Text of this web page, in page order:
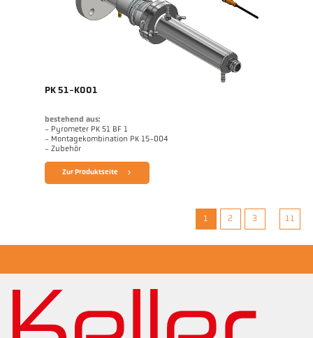
PK 51-K001
bestehend aus:
- Pyrometer PK 51 BF 1
- Montagekombination PK 15-004
- Zubehör
Zur Produktseite
1 2 3 11